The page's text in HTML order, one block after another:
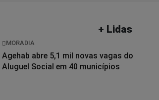
+ Lidas
MORADIA
Agehab abre 5,1 mil novas vagas do
Aluguel Social em 40 municípios